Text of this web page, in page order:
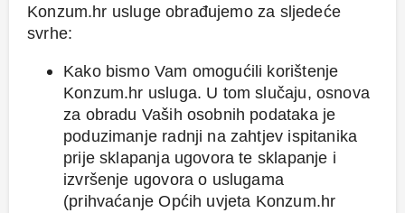
Konzum.hr usluge obrađujemo za sljedeće
svrhe:
Kako bismo Vam omogućili korištenje
Konzum.hr usluga. U tom slučaju, osnova
za obradu Vaših osobnih podataka je
poduzimanje radnji na zahtjev ispitanika
prije sklapanja ugovora te sklapanje i
izvršenje ugovora o uslugama
(prihvaćanje Općih uvjeta Konzum.hr